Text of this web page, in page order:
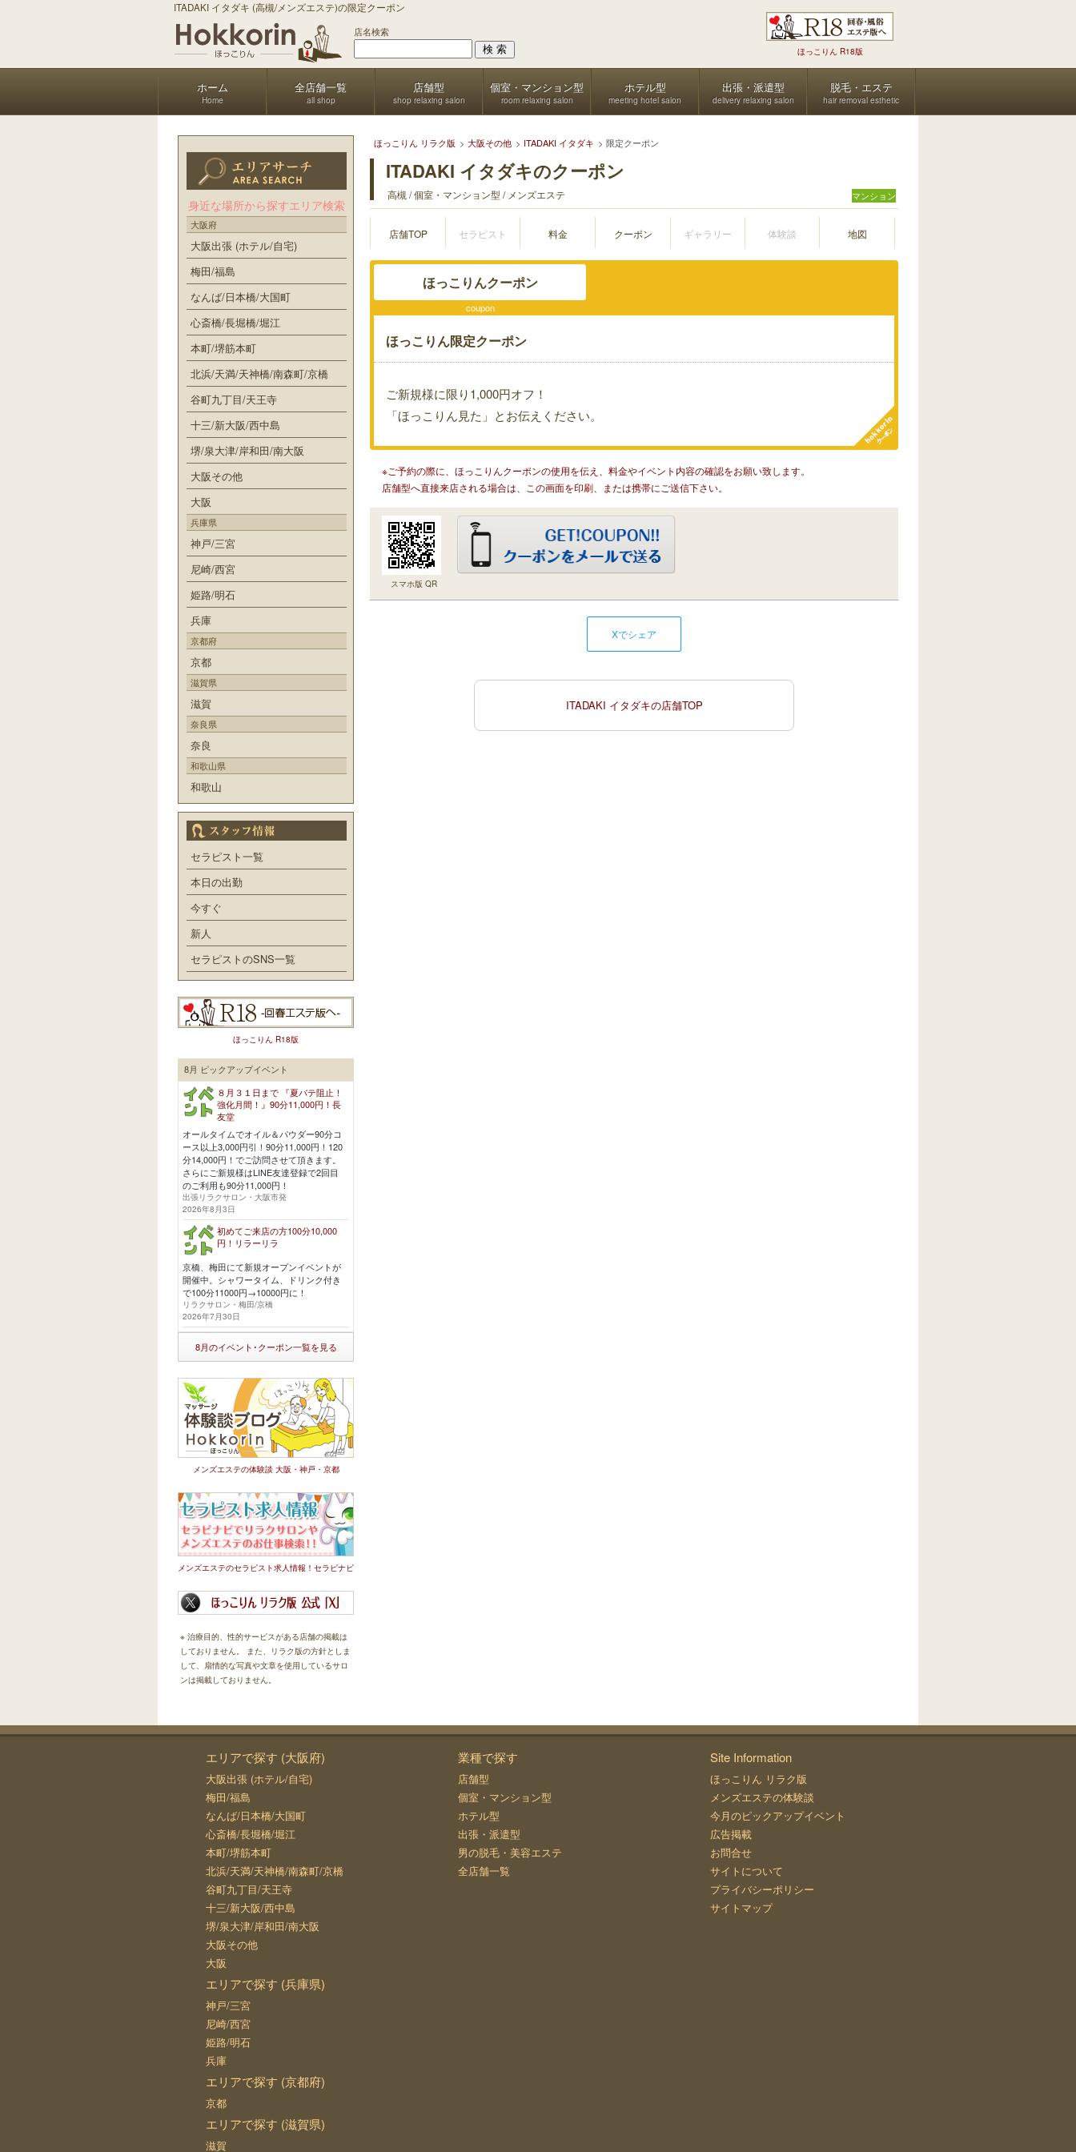
ITADAKI イタダキ (高槻/メンズエステ)の限定クーポン
ほっこりん R18版
店名検索
ホーム
Home
全店舗一覧
all shop
店舗型
shop relaxing salon
個室・マンション型
room relaxing salon
ホテル型
meeting hotel salon
出張・派遣型
delivery relaxing salon
脱毛・エステ
hair removal esthetic
ほっこりん リラク版 大阪その他 ITADAKI イタダキ 限定クーポン
ITADAKI イタダキのクーポン
高槻 / 個室・マンション型 / メンズエステ マンション
店舗TOP セラピスト 料金 クーポン ギャラリー 体験談 地図
ほっこりんクーポン
coupon
ほっこりん限定クーポン
ご新規様に限り1,000円オフ！
「ほっこりん見た」とお伝えください。
※ご予約の際に、ほっこりんクーポンの使用を伝え、料金やイベント内容の確認をお願い致します。
店舗型へ直接来店される場合は、この画面を印刷、または携帯にご送信下さい。
スマホ版 QR
Xでシェア
ITADAKI イタダキの店舗TOP
身近な場所から探すエリア検索
大阪府
大阪出張 (ホテル/自宅)
梅田/福島
なんば/日本橋/大国町
心斎橋/長堀橋/堀江
本町/堺筋本町
北浜/天満/天神橋/南森町/京橋
谷町九丁目/天王寺
十三/新大阪/西中島
堺/泉大津/岸和田/南大阪
大阪その他
大阪
兵庫県
神戸/三宮
尼崎/西宮
姫路/明石
兵庫
京都府
京都
滋賀県
滋賀
奈良県
奈良
和歌山県
和歌山
セラピスト一覧
本日の出勤
今すぐ
新人
セラピストのSNS一覧
ほっこりん R18版
8月 ピックアップイベント
８月３１日まで 『夏バテ阻止！
強化月間！』90分11,000円！長
友堂
オールタイムでオイル＆パウダー90分コ
ース以上3,000円引！90分11,000円！120
分14,000円！でご訪問させて頂きます。
さらにご新規様はLINE友達登録で2回目
のご利用も90分11,000円！
出張リラクサロン・大阪市発
2026年8月3日
初めてご来店の方100分10,000
円！リラーリラ
京橋、梅田にて新規オープンイベントが
開催中。シャワータイム、ドリンク付き
で100分11000円→10000円に！
リラクサロン・梅田/京橋
2026年7月30日
8月のイベント･クーポン一覧を見る
メンズエステの体験談 大阪・神戸・京都
メンズエステのセラピスト求人情報！セラピナビ
※ 治療目的、性的サービスがある店舗の掲載は
しておりません。 また、リラク版の方針としま
して、扇情的な写真や文章を使用しているサロ
ンは掲載しておりません。
エリアで探す (大阪府)
大阪出張 (ホテル/自宅)
梅田/福島
なんば/日本橋/大国町
心斎橋/長堀橋/堀江
本町/堺筋本町
北浜/天満/天神橋/南森町/京橋
谷町九丁目/天王寺
十三/新大阪/西中島
堺/泉大津/岸和田/南大阪
大阪その他
大阪
エリアで探す (兵庫県)
神戸/三宮
尼崎/西宮
姫路/明石
兵庫
エリアで探す (京都府)
京都
エリアで探す (滋賀県)
滋賀
業種で探す
店舗型
個室・マンション型
ホテル型
出張・派遣型
男の脱毛・美容エステ
全店舗一覧
Site Information
ほっこりん リラク版
メンズエステの体験談
今月のピックアップイベント
広告掲載
お問合せ
サイトについて
プライバシーポリシー
サイトマップ